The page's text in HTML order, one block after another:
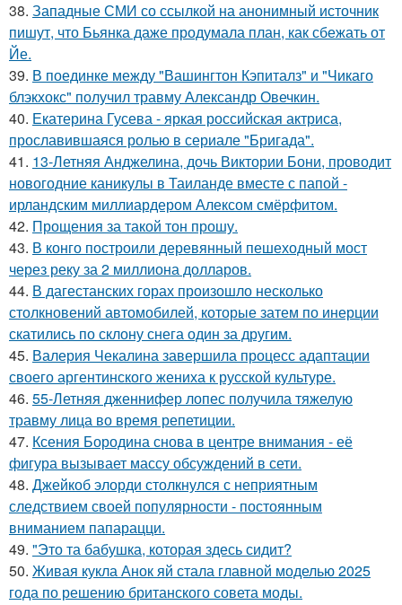
38. Западные СМИ со ссылкой на анонимный источник
пишут, что Бьянка даже продумала план, как сбежать от
Йе.
39. В поединке между "Вашингтон Кэпиталз" и "Чикаго
блэкхокс" получил травму Александр Овечкин.
40. Екатерина Гусева - яркая российская актриса,
прославившаяся ролью в сериале "Бригада".
41. 13-Летняя Анджелина, дочь Виктории Бони, проводит
новогодние каникулы в Таиланде вместе с папой -
ирландским миллиардером Алексом смёрфитом.
42. Прощения за такой тон прошу.
43. В конго построили деревянный пешеходный мост
через реку за 2 миллиона долларов.
44. В дагестанских горах произошло несколько
столкновений автомобилей, которые затем по инерции
скатились по склону снега один за другим.
45. Валерия Чекалина завершила процесс адаптации
своего аргентинского жениха к русской культуре.
46. 55-Летняя дженнифер лопес получила тяжелую
травму лица во время репетиции.
47. Ксения Бородина снова в центре внимания - её
фигура вызывает массу обсуждений в сети.
48. Джейкоб элорди столкнулся с неприятным
следствием своей популярности - постоянным
вниманием папарацци.
49. "Это та бабушка, которая здесь сидит?
50. Живая кукла Анок яй стала главной моделью 2025
года по решению британского совета моды.